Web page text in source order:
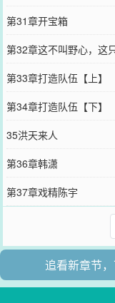
第31章开宝箱
第32章这不叫野心，这
第33章打造队伍【上】
第34章打造队伍【下】
35洪天来人
第36章韩潇
第37章戏精陈宇
追看新章节